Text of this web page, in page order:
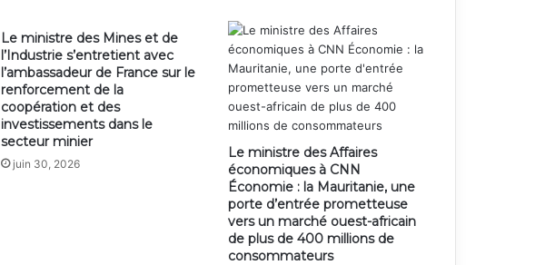
Le ministre des Mines et de
l’Industrie s’entretient avec
l’ambassadeur de France sur le
renforcement de la
coopération et des
investissements dans le
secteur minier
juin 30, 2026
Le ministre des Affaires
économiques à CNN
Économie : la Mauritanie, une
porte d’entrée prometteuse
vers un marché ouest-africain
de plus de 400 millions de
consommateurs